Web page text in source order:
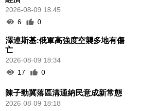
2026-08-09 18:45
6
0
澤連斯基:俄軍高強度空襲多地有傷
亡
2026-08-09 18:34
17
0
陳子勁冀落區溝通納民意成新常態
2026-08-09 18:18